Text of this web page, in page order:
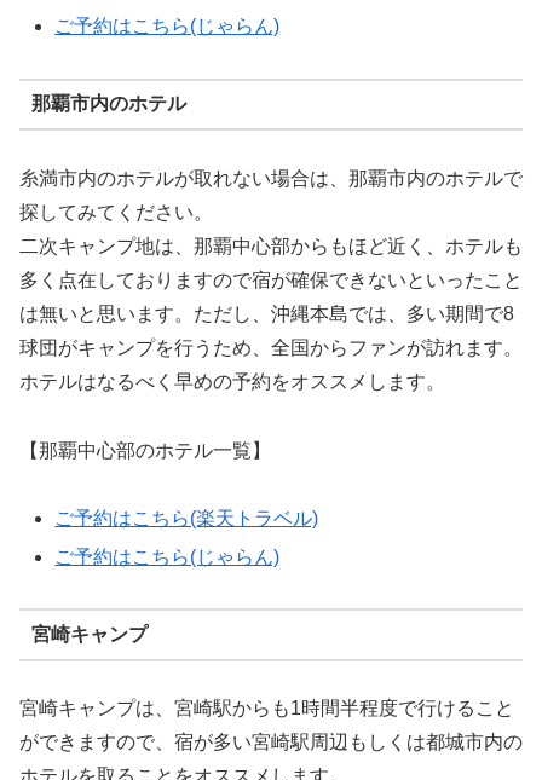
ご予約はこちら(じゃらん)
那覇市内のホテル
糸満市内のホテルが取れない場合は、那覇市内のホテルで
探してみてください。
二次キャンプ地は、那覇中心部からもほど近く、ホテルも
多く点在しておりますので宿が確保できないといったこと
は無いと思います。ただし、沖縄本島では、多い期間で8
球団がキャンプを行うため、全国からファンが訪れます。
ホテルはなるべく早めの予約をオススメします。
【那覇中心部のホテル一覧】
ご予約はこちら(楽天トラベル)
ご予約はこちら(じゃらん)
宮崎キャンプ
宮崎キャンプは、宮崎駅からも1時間半程度で行けること
ができますので、宿が多い宮崎駅周辺もしくは都城市内の